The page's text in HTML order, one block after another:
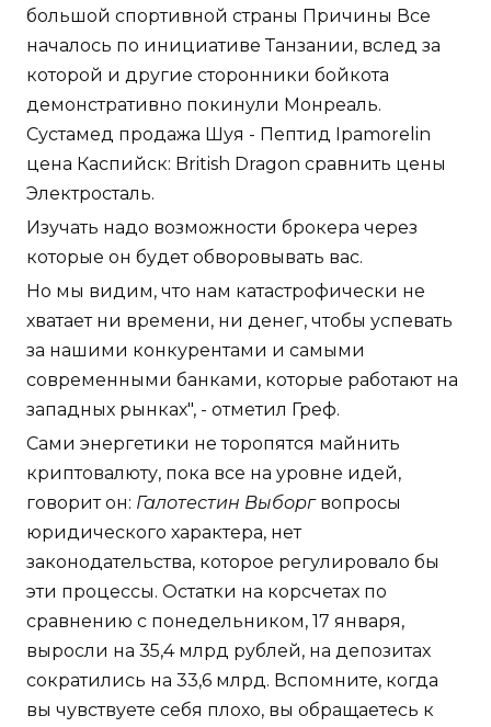
большой спортивной страны Причины Все
началось по инициативе Танзании, вслед за
которой и другие сторонники бойкота
демонстративно покинули Монреаль.
Сустамед продажа Шуя - Пептид Ipamorelin
цена Каспийск: British Dragon сравнить цены
Электросталь.
Изучать надо возможности брокера через
которые он будет обворовывать вас.
Но мы видим, что нам катастрофически не
хватает ни времени, ни денег, чтобы успевать
за нашими конкурентами и самыми
современными банками, которые работают на
западных рынках", - отметил Греф.
Сами энергетики не торопятся майнить
криптовалюту, пока все на уровне идей,
говорит он: Галотестин Выборгвопросы
юридического характера, нет
законодательства, которое регулировало бы
эти процессы. Остатки на корсчетах по
сравнению с понедельником, 17 января,
выросли на 35,4 млрд рублей, на депозитах
сократились на 33,6 млрд. Вспомните, когда
вы чувствуете себя плохо, вы обращаетесь к